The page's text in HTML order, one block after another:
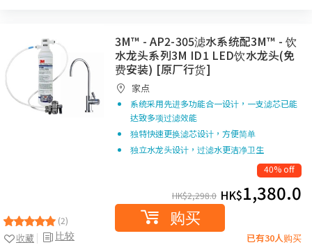
(2)
比较
收藏
3M™ - AP2-305滤水系统配3M™ - 饮
水龙头系列3M ID1 LED饮水龙头(免
费安装) [原厂行货]
家点
系统采用先进多功能合一设计，一支滤芯已能
达致多项过滤效能
独特快速更换滤芯设计，方便简单
独立水龙头设计，过滤水更洁净卫生
40% off
HK$2,298.0 HK$1,380.0
购买
已有30人购买